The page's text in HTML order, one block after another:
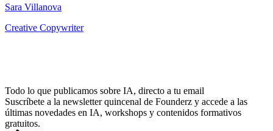
Sara Villanova
Creative Copywriter
Todo lo que publicamos sobre IA, directo a tu email
Suscríbete a la newsletter quincenal de Founderz y accede a las
últimas novedades en IA, workshops y contenidos formativos
gratuitos.